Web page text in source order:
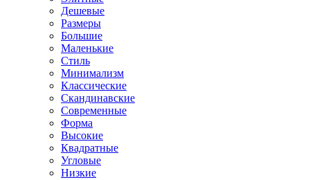
Дешевые
Размеры
Большие
Маленькие
Стиль
Минимализм
Классические
Скандинавские
Современные
Форма
Высокие
Квадратные
Угловые
Низкие